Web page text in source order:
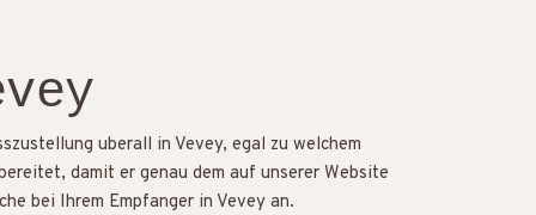
uberall in Vevey, egal zu welchem
damit er genau dem auf unserer Website
bei Ihrem Empfanger in Vevey an.